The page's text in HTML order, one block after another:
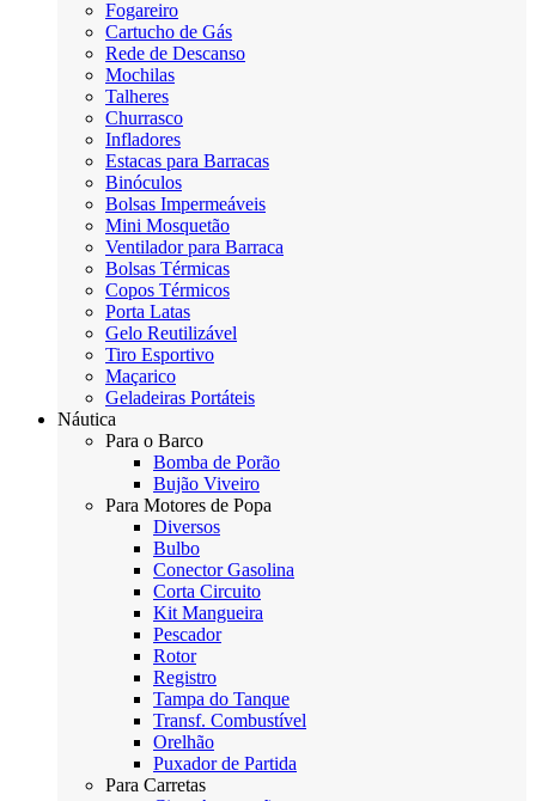
Fogareiro
Cartucho de Gás
Rede de Descanso
Mochilas
Talheres
Churrasco
Infladores
Estacas para Barracas
Binóculos
Bolsas Impermeáveis
Mini Mosquetão
Ventilador para Barraca
Bolsas Térmicas
Copos Térmicos
Porta Latas
Gelo Reutilizável
Tiro Esportivo
Maçarico
Geladeiras Portáteis
Náutica
Para o Barco
Bomba de Porão
Bujão Viveiro
Para Motores de Popa
Diversos
Bulbo
Conector Gasolina
Corta Circuito
Kit Mangueira
Pescador
Rotor
Registro
Tampa do Tanque
Transf. Combustível
Orelhão
Puxador de Partida
Para Carretas